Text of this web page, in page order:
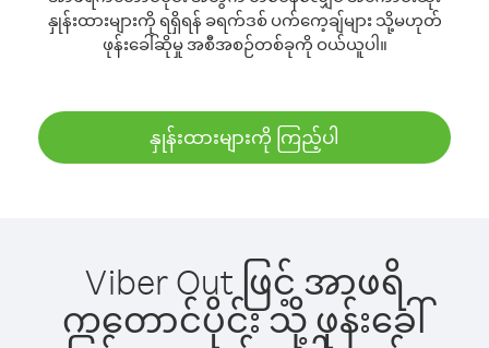
နှုန်းထားများကို ရရှိရန် ခရက်ဒစ် ပက်ကေ့ချ်များ သို့မဟုတ်
ဖုန်းခေါ်ဆိုမှု အစီအစဉ်တစ်ခုကို ဝယ်ယူပါ။
နှုန်းထားများကို ကြည့်ပါ
Viber Out ဖြင့် အာဖရိ
ကတောင်ပိုင်း သို့ ဖုန်းခေါ်